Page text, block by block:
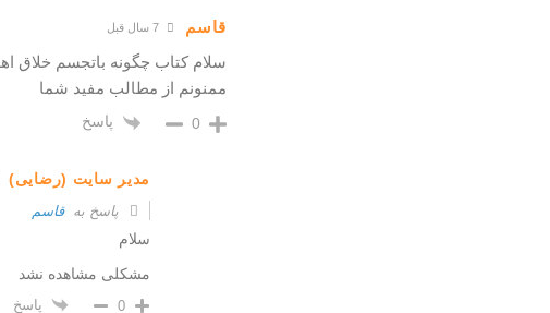
قاسم
سلام کتاب چگونه باتجسم خلاق
ممنونم از مطالب مفید شما
0 پاسخ
مدیر سایت (رضایی)
پاسخ بهقاسم
سلام
مشکلی مشاهده نشد
0 پاسخ